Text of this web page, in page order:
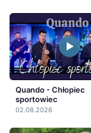
Quando - Chłopiec
sportowiec
02.08.2026